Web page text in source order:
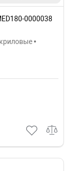
0000038
•